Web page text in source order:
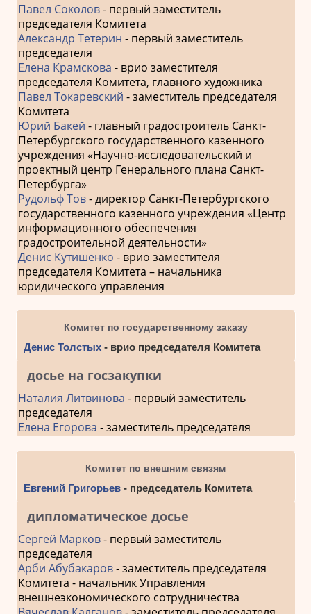
Павел Соколов- первый заместитель
председателя Комитета
Александр Тетерин - первый заместитель
председателя
Елена Крамскова - врио заместителя
председателя Комитета, главного художника
Павел Токаревский - заместитель председателя
Комитета
Юрий Бакей - главный градостроитель Санкт-
Петербургского государственного казенного
учреждения «Научно-исследовательский и
проектный центр Генерального плана Санкт-
Петербурга»
Рудольф Тов- директор Санкт-Петербургского
государственного казенного учреждения «Центр
информационного обеспечения
градостроительной деятельности»
Денис Кутишенко - врио заместителя
председателя Комитета – начальника
юридического управления
Комитет по государственному заказу
Денис Толстых- врио председателя Комитета
досье на госзакупки
Наталия Литвинова - первый заместитель
председателя
Елена Егорова - заместитель председателя
Комитет по внешним связям
Евгений Григорьев- председатель Комитета
дипломатическое досье
Сергей Марков- первый заместитель
председателя
Арби Абубакаров- заместитель председателя
Комитета - начальник Управления
внешнеэкономического сотрудничества